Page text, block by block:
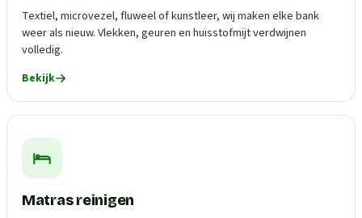
Textiel, microvezel, fluweel of kunstleer, wij maken elke bank
weer als nieuw. Vlekken, geuren en huisstofmijt verdwijnen
volledig.
Bekijk
Matras reinigen